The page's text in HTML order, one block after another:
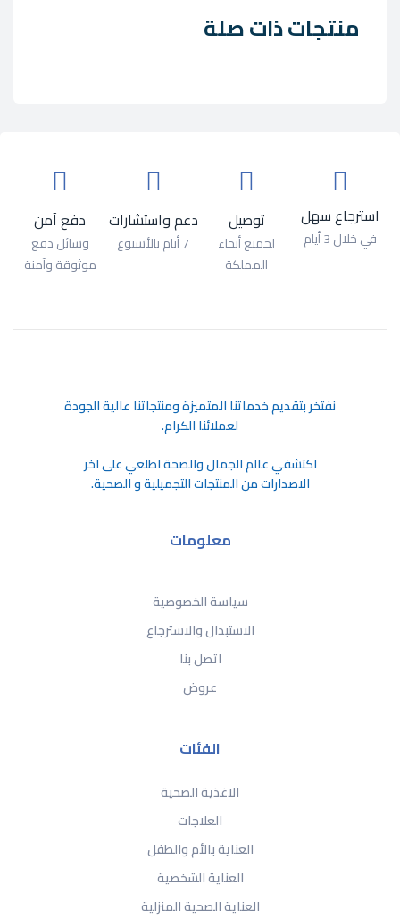
منتجات ذات صلة
استرجاع سهل
في خلال 3 أيام
توصيل
لجميع أنحاء
المملكة
دعم واستشارات
7 أيام بالأسبوع
دفع آمن
وسائل دفع
موثوقة وآمنة
ﻧﻔﺘﺨﺮ ﺑﺘﻘﺪﻳﻢ ﺧﺪﻣﺎﺗﻨﺎ اﻟﻤﺘﻤﻴﺰة وﻣﻨﺘﺠﺎﺗﻨﺎ ﻋﺎﻟﻴﺔ اﻟﺠﻮدة
ﻟﻌﻤﻼﺋﻨﺎ اﻟﻜﺮام.
اكتشفي عالم الجمال والصحة اطلعي على اخر
الاصدارات من المنتجات التجميلية و الصحية.
معلومات
سياسة الخصوصية
الاستبدال والاسترجاع
اتصل بنا
عروض
الفئات
الاغذية الصحية
العلاجات
العناية بالأم والطفل
العناية الشخصية
العناية الصحية المنزلية